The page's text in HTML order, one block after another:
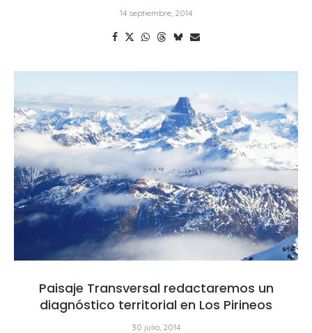
14 septiembre, 2014
Paisaje Transversal redactaremos un
diagnóstico territorial en Los Pirineos
30 julio, 2014